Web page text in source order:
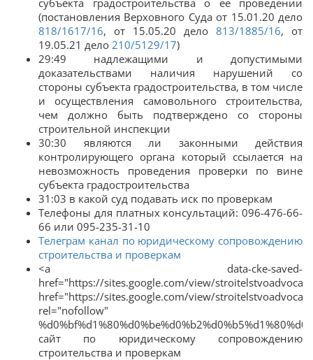
субъекта градостроительства о ее проведении
(постановления Верховного Суда от 15.01.20 дело
818/1617/16, от 15.05.20 дело 813/1885/16, от
19.05.21 дело 210/5129/17)
29:49 надлежащими и допустимыми
доказательствами наличия нарушений со
стороны субъекта градостроительства, в том числе
и осуществления самовольного строительства,
чем должно быть подтверждено со стороны
строительной инспекции
30:30 являются ли законными действия
контролирующего органа который ссылается на
невозможность проведения проверки по вине
субъекта градостроительства
31:03 в какой суд подавать иск по проверкам
Телефоны для платных консультаций: 096-476-66-
66 или 095-235-31-10
Телеграм канал по юридическому сопровождению
строительства и проверкам
<a data-cke-saved-
href="https://sites.google.com/view/
href="https://sites.google.com/view/
rel="nofollow"
сайт по юридическому сопровождению
строительства и проверкам